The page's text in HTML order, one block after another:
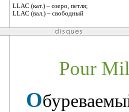
LLAC (кат.) – озеро, петля;
LLAC (вал.) – свободный
Pour
О